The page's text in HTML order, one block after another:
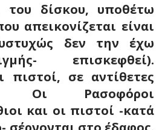
του δίσκου, υποθέτω
απεικονίζεται είναι
δεν την έχω
επισκεφθεί).
πιστοί, σε αντίθετες
Οι Ρασοφόροι
και οι πιστοί -κατά